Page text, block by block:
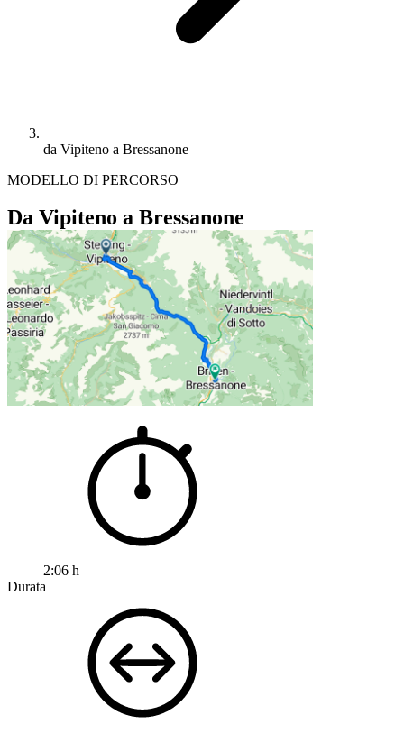
da Vipiteno a Bressanone
MODELLO DI PERCORSO
Da Vipiteno a Bressanone
2:06 h
Durata